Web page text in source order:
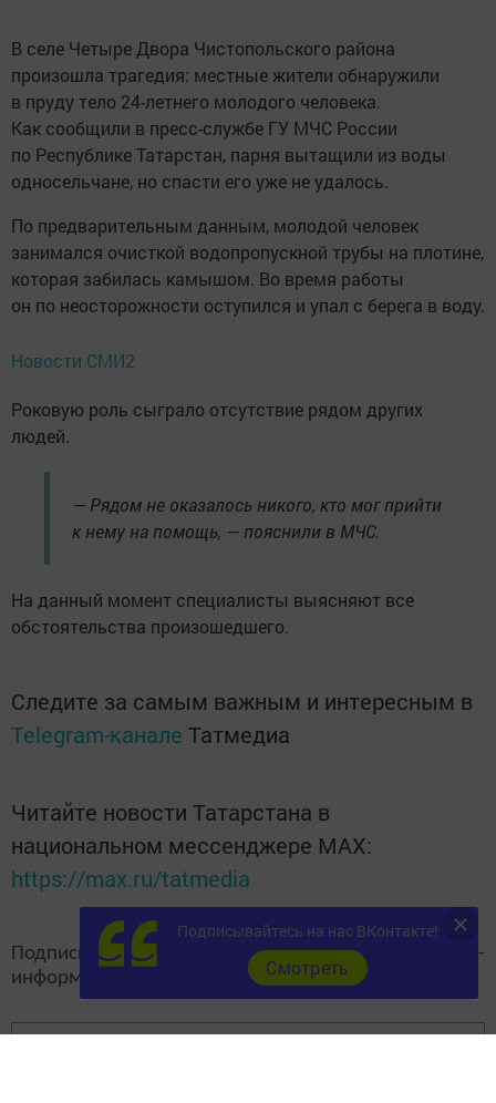
В селе Четыре Двора Чистопольского района
произошла трагедия: местные жители обнаружили
в пруду тело 24-летнего молодого человека.
Как сообщили в пресс-службе ГУ МЧС России
по Республике Татарстан, парня вытащили из воды
односельчане, но спасти его уже не удалось.
По предварительным данным, молодой человек
занимался очисткой водопропускной трубы на плотине,
которая забилась камышом. Во время работы
он по неосторожности оступился и упал с берега в воду.
Новости СМИ2
Роковую роль сыграло отсутствие рядом других
людей.
— Рядом не оказалось никого, кто мог прийти
к нему на помощь, — пояснили в МЧС.
На данный момент специалисты выясняют все
обстоятельства произошедшего.
Следите за самым важным и интересным в
Telegram-канале Татмедиа
Читайте новости Татарстана в
национальном мессенджере MАХ:
https://max.ru/tatmedia
Подписывайтесь на нашканалMAX«Чистополь-
информ»
Подписывайтесь на нас ВКонтакте!
Cмотреть